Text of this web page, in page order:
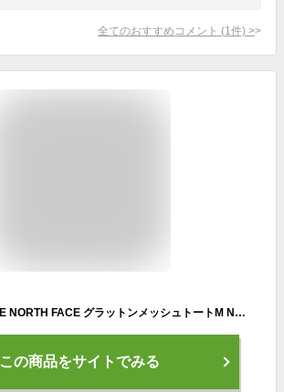
全てのおすすめコメント (1 件) >
ノースフェイス THE NORTH FACE グラットンメッシュトートM NM82401 トートバッグ メッシュバッグ 容量約44L 水辺 キャンプ
この商品をサイトでみる